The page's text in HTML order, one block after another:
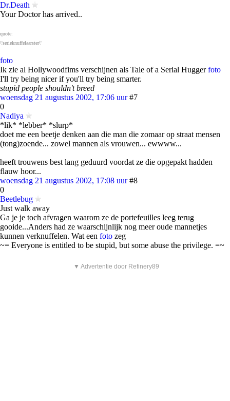
Dr.Death
Your Doctor has arrived..
quote:
\'serieknuffelaarster\'
foto
Ik zie al Hollywoodfims verschijnen als Tale of a Serial Huggerfoto
I'll try being nicer if you'll try being smarter.
stupid people shouldn't breed
woensdag 21 augustus 2002, 17:06 uur #7
0
Nadiya
*lik* *lebber* *slurp*
doet me een beetje denken aan die man die zomaar op straat mensen
(tong)zoende... zowel mannen als vrouwen... ewwww...
heeft trouwens best lang geduurd voordat ze die opgepakt hadden
flauw hoor...
woensdag 21 augustus 2002, 17:08 uur #8
0
Beetlebug
Just walk away
Ga je je toch afvragen waarom ze de portefeuilles leeg terug
gooide...Anders had ze waarschijnlijk nog meer oude mannetjes
kunnen verknuffelen. Wat een foto zeg
~= Everyone is entitled to be stupid, but some abuse the privilege. =~
▼ Advertentie door Refinery89